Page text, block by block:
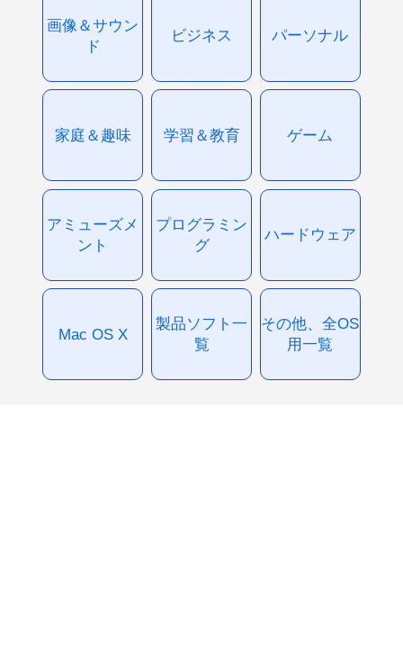
画像＆サウン
ド
ビジネス パーソナル
家庭＆趣味 学習＆教育 ゲーム
アミューズメ
ント
プログラミン
グ
ハードウェア
Mac OS X
製品ソフト一
覧
その他、全OS
用一覧